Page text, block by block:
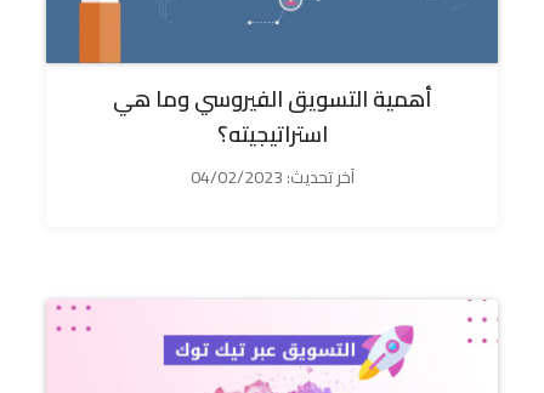
أهمية التسويق الفيروسي وما هي
استراتيجيته؟
آخر تحديث:04/02/2023